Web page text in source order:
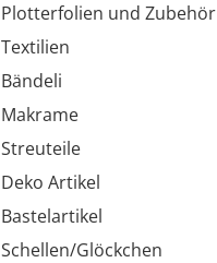
Plotterfolien und Zubehör
Textilien
Bändeli
Makrame
Streuteile
Deko Artikel
Bastelartikel
Schellen/Glöckchen